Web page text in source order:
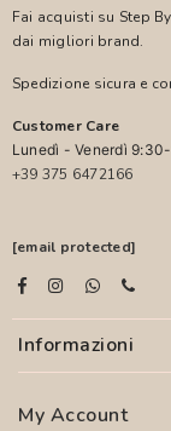
Fai acquisti su Step
dai migliori brand.
Spedizione sicura e
Customer Care
Lunedì - Venerdì
+39 375 6472166
[email protected]
Informazioni
My Account